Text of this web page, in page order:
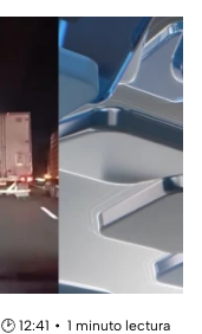
12:41
1 minuto lectura